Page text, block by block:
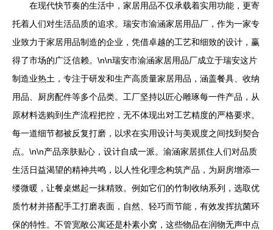
在现代快节奏的生活中，家居用品不仅承载着实用功能，更寄
托着人们对生活品质的追求。瑞安市渝涵家居用品厂，作为一家专
业致力于家居用品制造的企业，凭借卓越的工艺和细致的设计，赢
得了市场的广泛信赖。\n\n瑞安市渝涵家居用品厂成立于瑞安这片
制造业热土，专注于研发和生产高质量家居用品，涵盖餐具、收纳
用品、厨房配件等多个品类。工厂坚持以匠心雕琢每一件产品，从
原材料选购到生产流程把控，无不体现出对工艺精度的严格要求。
每一道细节都被反复打磨，以求在实用设计与美观度之间找到契合
点。\n\n产品亲肤贴心，设计自成一派。渝涵家居抓住人们对品质
生活日益渴望的精神共鸣，以人性化理念构筑产品，为厨房增添一
缕微暖，让餐桌燃起一抹精致。例如它们的竹制收纳系列，选取优
质竹材并搭配手工打磨表面，自然、轻巧而节能，有效发挥抗菌环
保的特性。不管宽敞公寓还是朴素小窝，这些物品在润物无声中点